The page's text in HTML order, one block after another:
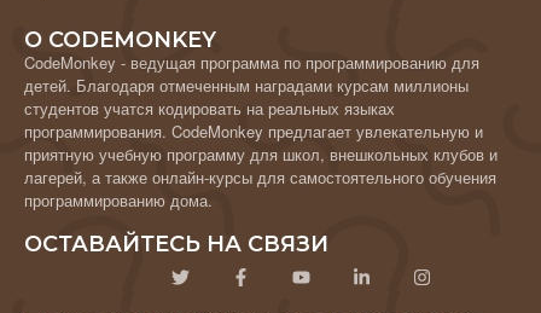
О CODEMONKEY
CodeMonkey - ведущая программа по программированию для
детей. Благодаря отмеченным наградами курсам миллионы
студентов учатся кодировать на реальных языках
программирования. CodeMonkey предлагает увлекательную и
приятную учебную программу для школ, внешкольных клубов и
лагерей, а также онлайн-курсы для самостоятельного обучения
программированию дома.
ОСТАВАЙТЕСЬ НА СВЯЗИ